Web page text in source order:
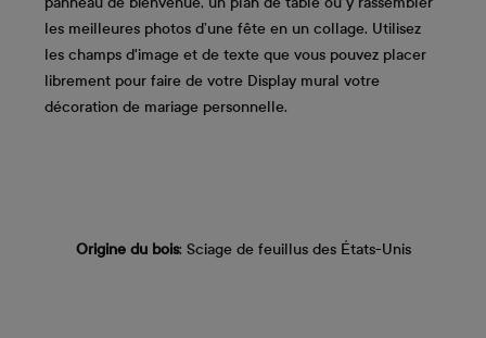
les meilleures photos d’une fête en un collage. Utilisez
les champs d'image et de texte que vous pouvez placer
librement pour faire de votre Display mural votre
décoration de mariage personnelle.
Origine du bois: Sciage de feuillus des États-Unis